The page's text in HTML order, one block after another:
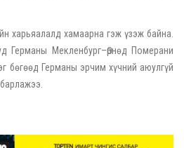
харьяалалд хамаарна гэж үзэж байна.
Германы Мекленбург–Өрнөд Померани
бөгөөд Германы эрчим хүчний аюулгүй